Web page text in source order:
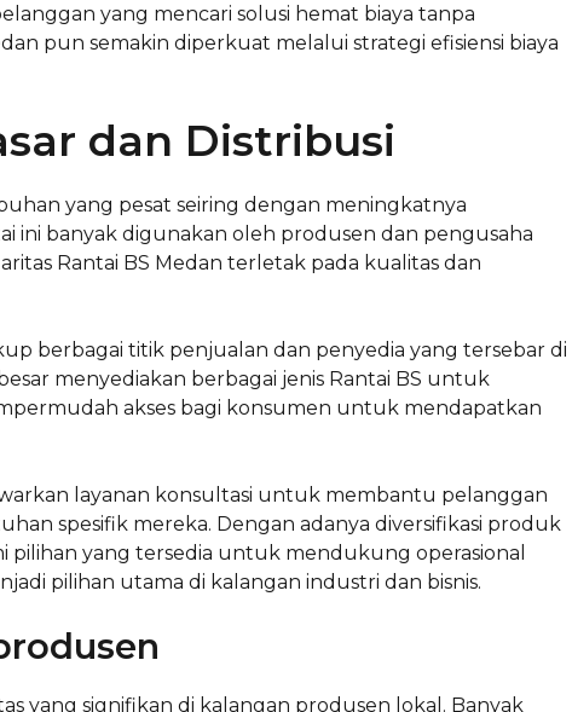
yang mencari solusi hemat biaya tanpa
pun semakin diperkuat melalui strategi efisiensi biaya
dan Distribusi
yang pesat seiring dengan meningkatnya
ini banyak digunakan oleh produsen dan pengusaha
Rantai BS Medan terletak pada kualitas dan
berbagai titik penjualan dan penyedia yang tersebar di
menyediakan berbagai jenis Rantai BS untuk
akses bagi konsumen untuk mendapatkan
layanan konsultasi untuk membantu pelanggan
spesifik mereka. Dengan adanya diversifikasi produk
pilihan yang tersedia untuk mendukung operasional
pilihan utama di kalangan industri dan bisnis.
yang signifikan di kalangan produsen lokal. Banyak